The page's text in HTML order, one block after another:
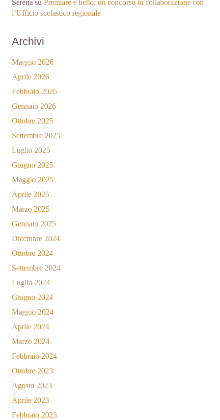
Serena su Premiare è bello: un concorso in collaborazione con
l’Ufficio scolastico regionale
Archivi
Maggio 2026
Aprile 2026
Febbraio 2026
Gennaio 2026
Ottobre 2025
Settembre 2025
Luglio 2025
Giugno 2025
Maggio 2025
Aprile 2025
Marzo 2025
Gennaio 2025
Dicembre 2024
Ottobre 2024
Settembre 2024
Luglio 2024
Giugno 2024
Maggio 2024
Aprile 2024
Marzo 2024
Febbraio 2024
Ottobre 2023
Agosto 2023
Aprile 2023
Febbraio 2023